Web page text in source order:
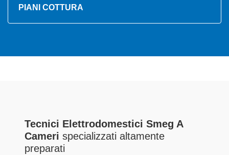
PIANI COTTURA
Tecnici Elettrodomestici Smeg A
Cameri specializzati altamente
preparati